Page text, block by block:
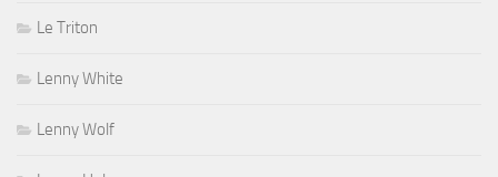
Le Triton
Lenny White
Lenny Wolf